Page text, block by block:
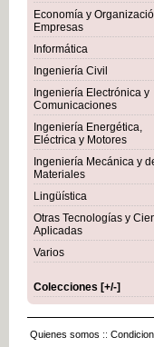
Economía y
Empresas
Informática
Ingeniería Civil
Ingeniería Electrónica y
Comunicaciones
Ingeniería Energética,
Eléctrica y Motores
Ingeniería Mecánica y
Materiales
Lingüística
Otras Tecnologías y
Aplicadas
Varios
Colecciones [+/-]
Quienes somos ::